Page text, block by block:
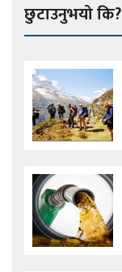
छुटाउनुभयो कि?